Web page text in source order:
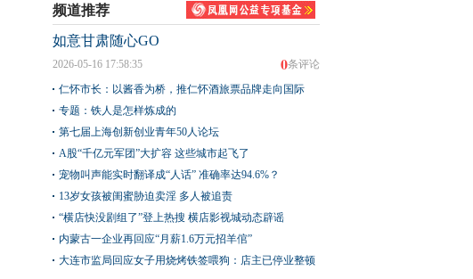
频道推荐
如意甘肃随心GO
0条评论
2026-05-16 17:58:35
仁怀市长：以酱香为桥，推仁怀酒旅票品牌走向国际
专题：铁人是怎样炼成的
第七届上海创新创业青年50人论坛
A股“千亿元军团”大扩容 这些城市起飞了
宠物叫声能实时翻译成“人话” 准确率达94.6%？
13岁女孩被闺蜜胁迫卖淫 多人被追责
“横店快没剧组了”登上热搜 横店影视城动态辟谣
内蒙古一企业再回应“月薪1.6万元招羊倌”
大连市监局回应女子用烧烤铁签喂狗：店主已停业整顿